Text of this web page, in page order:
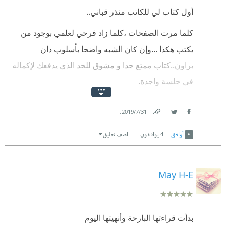
أول كتاب لي للكاتب منذر قباني..
كلما مرت الصفحات ،كلما زاد فرحي لعلمي بوجود من
يكتب هكذا ...وإن كان الشبه واضحا بأسلوب دان
براون..كتاب ممتع جدا و مشوق للحد الذي يدفعك لإكماله
في جلسة واجدة.
القباني واضحا و مباشرا في طرحه للمواضيع الهامة و
فعلا أصبح التعقيد واجهة لنجاح العمل عندنا..ما يهمني
القضية المعالجة و طىيقة طرحها و
لتساؤلاته.
31‏/7‏/2019
.
أوافق 4 يوافقون اضف تعليق
May H-E
بدأت قراءتها البارحة وأنهيتها اليوم